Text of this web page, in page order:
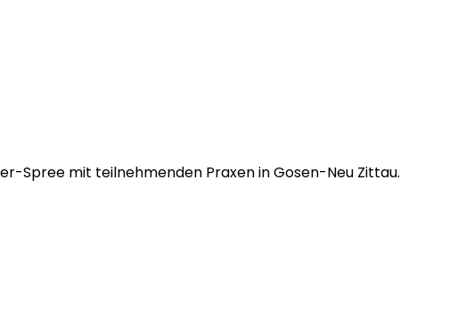
Spree mit teilnehmenden Praxen in Gosen-Neu Zittau.